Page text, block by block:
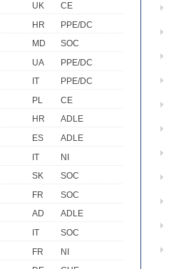
UK
CE
HR
PPE/DC
MD
SOC
UA
PPE/DC
IT
PPE/DC
PL
CE
HR
ADLE
ES
ADLE
IT
NI
SK
SOC
FR
SOC
AD
ADLE
IT
SOC
FR
NI